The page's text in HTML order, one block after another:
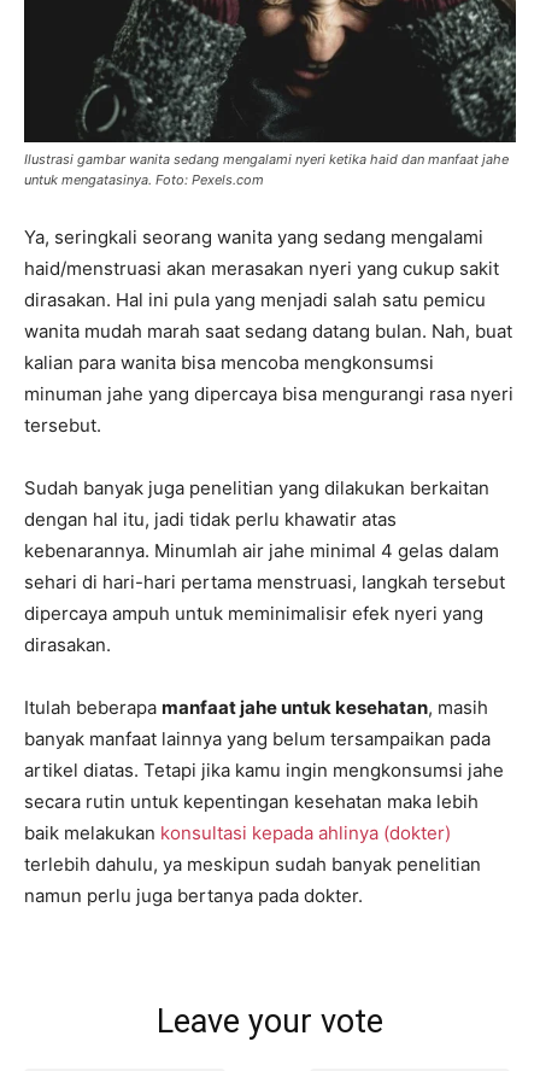
Ilustrasi gambar wanita sedang mengalami nyeri ketika haid dan manfaat jahe
untuk mengatasinya. Foto: Pexels.com
Ya, seringkali seorang wanita yang sedang mengalami
haid/menstruasi akan merasakan nyeri yang cukup sakit
dirasakan. Hal ini pula yang menjadi salah satu pemicu
wanita mudah marah saat sedang datang bulan. Nah, buat
kalian para wanita bisa mencoba mengkonsumsi
minuman jahe yang dipercaya bisa mengurangi rasa nyeri
tersebut.
Sudah banyak juga penelitian yang dilakukan berkaitan
dengan hal itu, jadi tidak perlu khawatir atas
kebenarannya. Minumlah air jahe minimal 4 gelas dalam
sehari di hari-hari pertama menstruasi, langkah tersebut
dipercaya ampuh untuk meminimalisir efek nyeri yang
dirasakan.
Itulah beberapa manfaat jahe untuk kesehatan, masih
banyak manfaat lainnya yang belum tersampaikan pada
artikel diatas. Tetapi jika kamu ingin mengkonsumsi jahe
secara rutin untuk kepentingan kesehatan maka lebih
baik melakukan konsultasi kepada ahlinya (dokter)
terlebih dahulu, ya meskipun sudah banyak penelitian
namun perlu juga bertanya pada dokter.
Leave your vote